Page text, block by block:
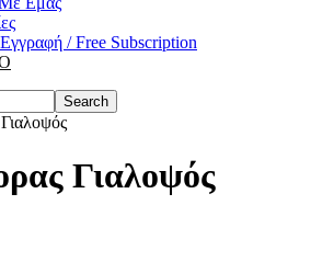
/ Free Subscription
Γιαλοψός